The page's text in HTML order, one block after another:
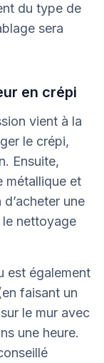
du type de
sera
en crépi
vient à la
le crépi,
Ensuite,
métallique et
une
nettoyage
est également
faisant un
le mur avec
une heure.